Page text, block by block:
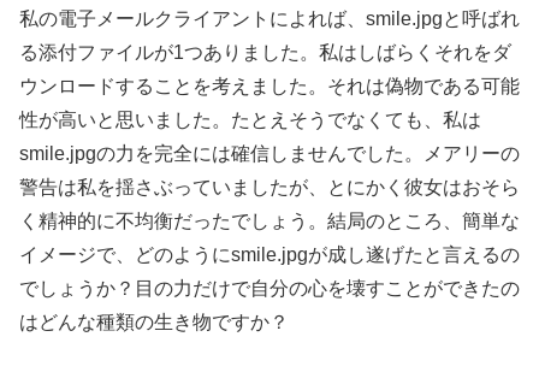
私の電子メールクライアントによれば、smile.jpgと呼ばれ
る添付ファイルが1つありました。私はしばらくそれをダ
ウンロードすることを考えました。それは偽物である可能
性が高いと思いました。たとえそうでなくても、私は
smile.jpgの力を完全には確信しませんでした。メアリーの
警告は私を揺さぶっていましたが、とにかく彼女はおそら
く精神的に不均衡だったでしょう。結局のところ、簡単な
イメージで、どのようにsmile.jpgが成し遂げたと言えるの
でしょうか？目の力だけで自分の心を壊すことができたの
はどんな種類の生き物ですか？